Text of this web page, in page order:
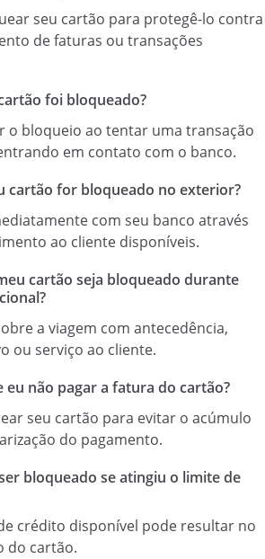
seu cartão para protegê-lo contra
de faturas ou transações
foi bloqueado?
o bloqueio ao tentar uma transação
em contato com o banco.
cartão for bloqueado no exterior?
com seu banco através
ao cliente disponíveis.
cartão seja bloqueado durante
a viagem com antecedência,
ou serviço ao cliente.
eu não pagar a fatura do cartão?
seu cartão para evitar o acúmulo
do pagamento.
bloqueado se atingiu o limite de
crédito disponível pode resultar no
do cartão.